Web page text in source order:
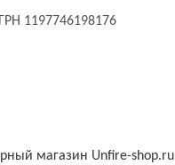
1197746198176
магазин Unfire-shop.ru